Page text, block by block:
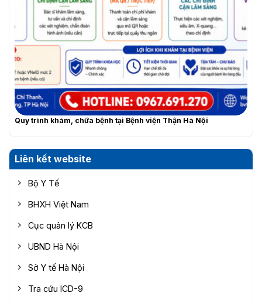
Quy trình khám, chữa bệnh tại Bệnh viện Thận Hà Nội
Liên kết website
Bộ Y Tế
BHXH Việt Nam
Cục quản lý KCB
UBND Hà Nội
Sở Y tế Hà Nội
Tra cứu ICD-9